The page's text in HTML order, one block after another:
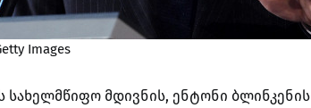
Images
სახელმწიფო მდივნის, ენტონი ბლინკენის